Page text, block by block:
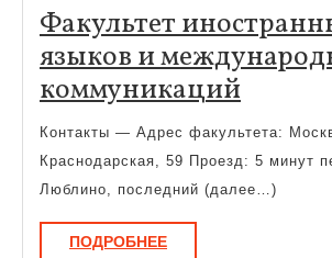
Факультет
языков и
коммуникаций
языков
и
Контакты — Адрес факультета:
Краснодарская, 59 Проезд: 5 минут
Люблино, последний (далее…)
ПОДРОБНЕЕПОДРОБНЕЕ